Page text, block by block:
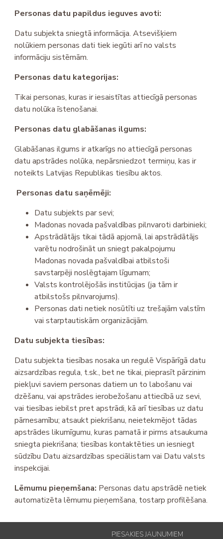
Personas datu papildus ieguves avoti:
Datu subjekta sniegtā informācija. Atsevišķiem
nolūkiem personas dati tiek iegūti arī no valsts
informāciju sistēmām.
Personas datu kategorijas:
Tikai personas, kuras ir iesaistītas attiecīgā personas
datu nolūka īstenošanai.
Personas datu glabāšanas ilgums:
Glabāšanas ilgums ir atkarīgs no attiecīgā personas
datu apstrādes nolūka, nepārsniedzot termiņu, kas ir
noteikts Latvijas Republikas tiesību aktos.
Personas datu saņēmēji:
Datu subjekts par sevi;
Madonas novada pašvaldības pilnvaroti darbinieki;
Apstrādātājs tikai tādā apjomā, lai apstrādātājs
varētu nodrošināt un sniegt pakalpojumu
Madonas novada pašvaldībai atbilstoši
savstarpēji noslēgtajam līgumam;
Valsts kontrolējošās institūcijas (ja tām ir
atbilstošs pilnvarojums).
Personas dati netiek nosūtīti uz trešajām valstīm
vai starptautiskām organizācijām.
Datu subjekta tiesības:
Datu subjekta tiesības nosaka un regulē Vispārīgā datu
aizsardzības regula, t.sk., bet ne tikai, pieprasīt pārzinim
piekļuvi saviem personas datiem un to labošanu vai
dzēšanu, vai apstrādes ierobežošanu attiecībā uz sevi,
vai tiesības iebilst pret apstrādi, kā arī tiesības uz datu
pārnesamību; atsaukt piekrišanu, neietekmējot tādas
apstrādes likumīgumu, kuras pamatā ir pirms atsaukuma
sniegta piekrišana; tiesības kontaktēties un iesniegt
sūdzību Datu aizsardzības speciālistam vai Datu valsts
inspekcijai.
Lēmumu pieņemšana: Personas datu apstrādē netiek
automatizēta lēmumu pieņemšana, tostarp profilēšana.
PIESAKIES JAUNUMIEM